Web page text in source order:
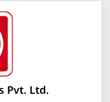
Pvt. Ltd.